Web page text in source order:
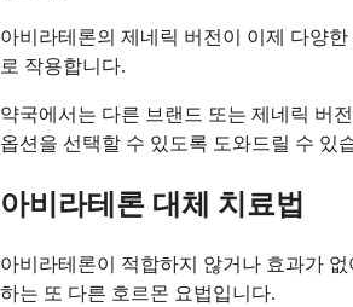
아비라테론의 제네릭 버전이 이제 다양
로 작용합니다.
약국에서는 다른 브랜드 또는 제네릭 버
옵션을 선택할 수 있도록 도와드릴 수 있
아비라테론 대체 치료법
아비라테론이 적합하지 않거나 효과가
하는 또 다른 호르몬 요법입니다.